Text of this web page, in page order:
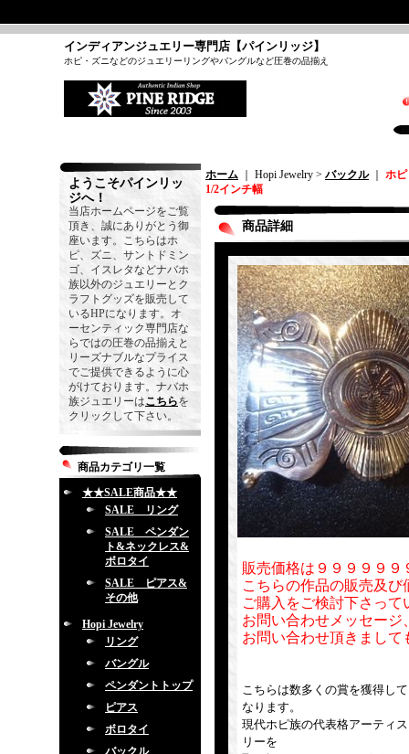
インディアンジュエリー専門店【パインリッジ】
ホピ・ズニなどのジュエリーリングやバングルなど圧巻の品揃え
ようこそパインリッ
ジへ！
当店ホームページをご覧
頂き、誠にありがとう御
座います。こちらはホ
ピ、ズニ、サントドミン
ゴ、イスレタなどナバホ
族以外のジュエリーとク
ラフトグッズを販売して
いるHPになります。オ
ーセンティック専門店な
らではの圧巻の品揃えと
リーズナブルなプライス
でご提供できるように心
がけております。ナバホ
族ジュエリーはこちらを
クリックして下さい。
商品カテゴリ一覧
★★SALE商品★★
SALE リング
SALE ペンダン
ト&ネックレス&
ボロタイ
SALE ピアス&
その他
Hopi Jewelry
リング
バングル
ペンダントトップ
ピアス
ボロタイ
バックル
ホーム ｜ Hopi Jewelry > バックル｜ ホ
1/2インチ幅
商品詳細
販売価格は９９９９９
こちらの作品の販売及
ご購入をご検討下さっ
お問い合わせメッセー
お問い合わせ頂きまし
こちらは数多くの賞を獲得し
なります。
現代ホピ族の代表格アーティ
リーを